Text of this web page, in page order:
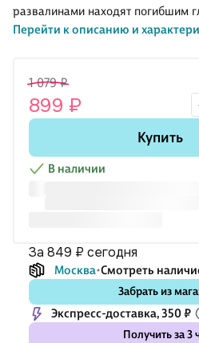
развалинами находят погибшим
строительства Анатолия
результате обрушения, а за
подстроенная катастрофы стала
причину его гибели. Сыщики
выгодна эта смерть. И вскоре
покушения расчетливого злодея…
Перейти к описанию и
1 079 ₽
899 ₽
Купить
В наличии
за 849 ₽ сегодня
Москва Смотреть
Забрать из
Экспресс-доставка, 350 ₽
Получить за 3